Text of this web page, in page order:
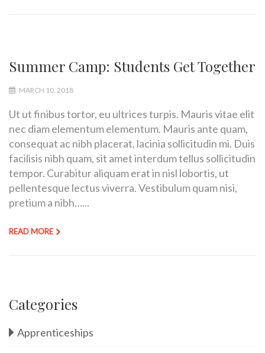
Summer Camp: Students Get Together
MARCH 10, 2018
Ut ut finibus tortor, eu ultrices turpis. Mauris vitae elit
nec diam elementum elementum. Mauris ante quam,
consequat ac nibh placerat, lacinia sollicitudin mi. Duis
facilisis nibh quam, sit amet interdum tellus sollicitudin
tempor. Curabitur aliquam erat in nisl lobortis, ut
pellentesque lectus viverra. Vestibulum quam nisi,
pretium a nibh…...
READ MORE
Categories
Apprenticeships